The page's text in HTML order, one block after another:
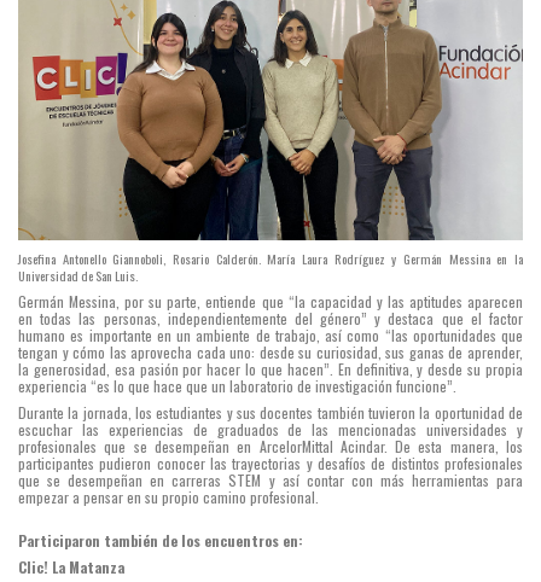
Josefina Antonello Giannoboli, Rosario Calderón. María Laura Rodríguez y Germán Messina en la
Universidad de San Luis.
Germán Messina, por su parte, entiende que “la capacidad y las aptitudes aparecen
en todas las personas, independientemente del género” y destaca que el factor
humano es importante en un ambiente de trabajo, así como “las oportunidades que
tengan y cómo las aprovecha cada uno: desde su curiosidad, sus ganas de aprender,
la generosidad, esa pasión por hacer lo que hacen”. En definitiva, y desde su propia
experiencia “es lo que hace que un laboratorio de investigación funcione”.
Durante la jornada, los estudiantes y sus docentes también tuvieron la oportunidad de
escuchar las experiencias de graduados de las mencionadas universidades y
profesionales que se desempeñan en ArcelorMittal Acindar. De esta manera, los
participantes pudieron conocer las trayectorias y desafíos de distintos profesionales
que se desempeñan en carreras STEM y así contar con más herramientas para
empezar a pensar en su propio camino profesional.
Participaron también de los encuentros en:
Clic! La Matanza